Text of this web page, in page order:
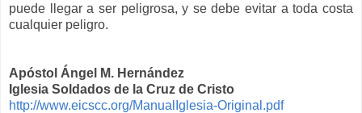
puede llegar a ser peligrosa, y se debe evitar a toda costa
cualquier peligro.
Apóstol Ángel M. Hernández
Iglesia Soldados de la Cruz de Cristo
http://www.eicscc.org/ManualIglesia-Original.pdf